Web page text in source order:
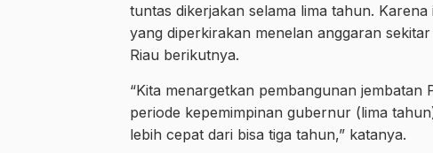
tuntas dikerjakan selama lima tahun.
yang diperkirakan menelan anggaran
Riau berikutnya.
“Kita menargetkan pembangunan jembatan
periode kepemimpinan gubernur (lima
lebih cepat dari bisa tiga tahun,” katanya.